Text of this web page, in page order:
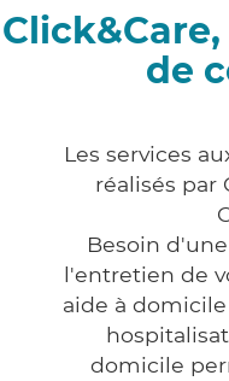
de
Les services
réalisés par
Besoin
l'entretien de
aide à
domicile